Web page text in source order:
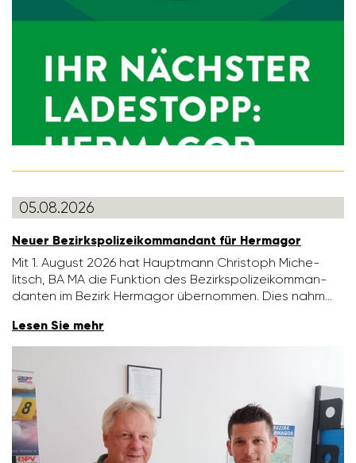
05.08.2026
Neuer Bezirks­po­li­zei­kom­man­dant für Hermagor
Mit 1. August 2026 hat Haupt­mann Chris­toph Miche­
litsch, BA MA die Funk­tion des Bezirks­po­li­zei­kom­man­
danten im Bezirk Hermagor über­nommen. Dies nahm…
Lesen Sie mehr